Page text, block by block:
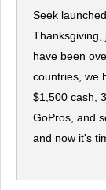
Seek
Thanksgiving,
have been
countries, we
$1,500 cash,
GoPros, and
and now it's